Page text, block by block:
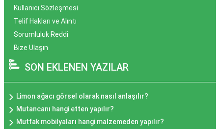
Kullanıcı Sözleşmesi
Telif Hakları ve Alıntı
Sorumluluk Reddi
Bize Ulaşın
SON EKLENEN YAZILAR
Limon ağacı görsel olarak nasıl anlaşılır?
Mutancanı hangi etten yapılır?
Mutfak mobilyaları hangi malzemeden yapılır?